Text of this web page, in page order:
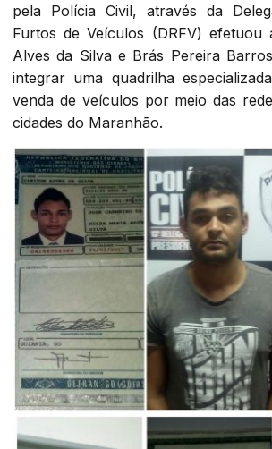
pela Polícia Civil, através da
Furtos de Veículos (DRFV) efetuou
Alves da Silva e Brás Pereira
integrar uma quadrilha
venda de veículos por meio das
cidades do Maranhão.